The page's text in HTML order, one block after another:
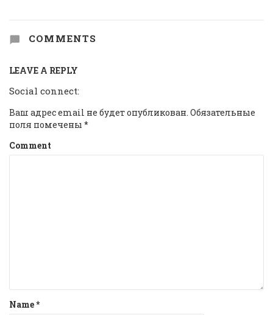
COMMENTS
LEAVE A REPLY
Social connect:
Ваш адрес email не будет опубликован. Обязательные
поля помечены *
Comment
Name*